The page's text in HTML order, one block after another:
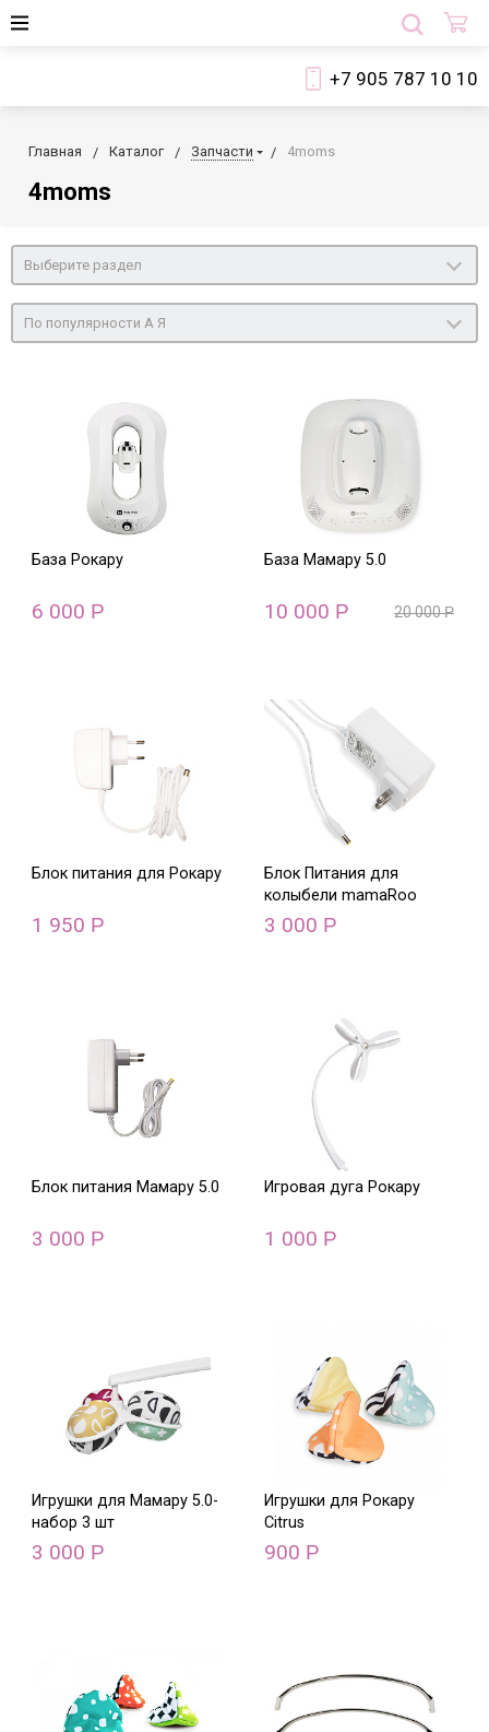
+7 905 787 10 10
Главная Каталог Запчасти 4moms
4moms
Выберите раздел
По популярности А Я
База Рокару
6 000 Р
База Мамару 5.0
10 000 Р 20 000Р
Блок питания для Рокару
1 950 Р
Блок Питания для
колыбели mamaRoo
3 000 Р
Блок питания Мамару 5.0
3 000 Р
Игровая дуга Рокару
1 000 Р
Игрушки для Мамару 5.0-
набор 3 шт
3 000 Р
Игрушки для Рокару
Citrus
900 Р